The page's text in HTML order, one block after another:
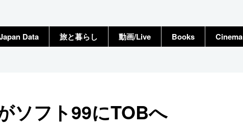
Data 旅と暮らし 動画/Live Books Cinema
ソフト99にTOBへ